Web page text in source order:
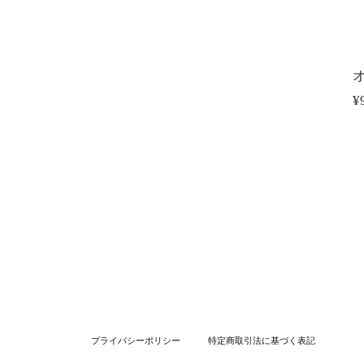
プライバシーポリシー 特定商取引法に基づく表記